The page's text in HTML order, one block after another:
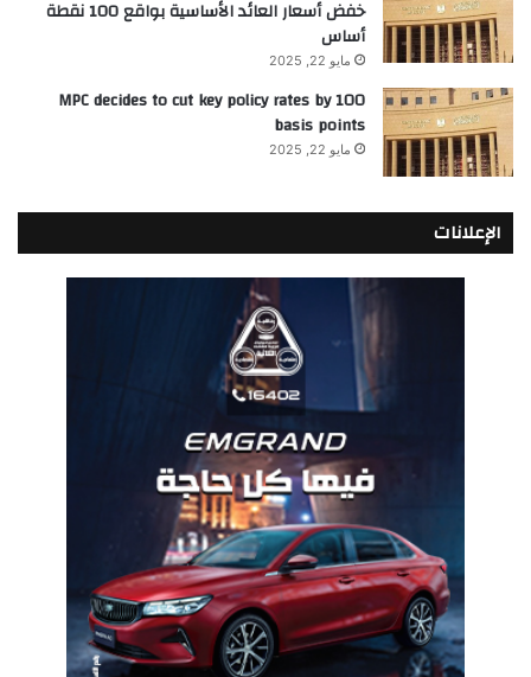
خفض أسعار العائد الأساسية بواقع 100 نقطة
أساس
مايو 22, 2025
MPC decides to cut key policy rates by 100
basis points
مايو 22, 2025
الإعلانات